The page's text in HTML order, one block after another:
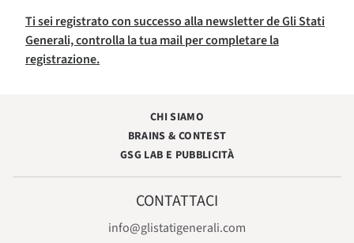
Ti sei registrato con successo alla newsletter de Gli Stati
Generali, controlla la tua mail per completare la
registrazione.
CHI SIAMO
BRAINS & CONTEST
GSG LAB E PUBBLICITÀ
CONTATTACI
info@glistatigenerali.com